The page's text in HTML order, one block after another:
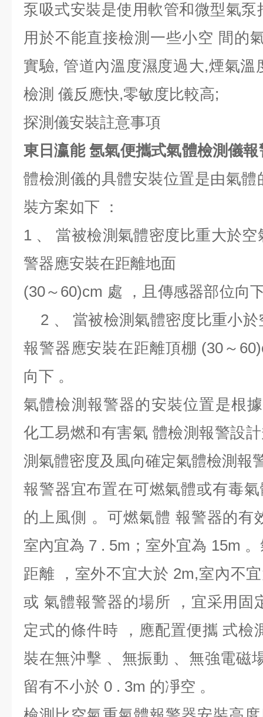
泵吸式安裝是使用軟管和微型氣
用於不能直接檢測一些小空 間的
實驗, 管道內溫度濕度過大,煙氣
檢測 儀反應快,零敏度比較高;
探測儀安裝註意事項
東日瀛能 氬氣便攜式氣體檢測儀
體檢測儀的具體安裝位置是由氣
裝方案如下 ：
1 、 當被檢測氣體密度比重大於
警器應安裝在距離地面
(30～60)cm 處 ，且傳
2 、 當被檢測氣體密度比重小於
報警器應安裝在距離頂棚 (30～
向下 。
氣體檢測報警器的安裝位置是根
化工易燃和有害氣 體檢測報警設
測氣體密度及風向確定氣體檢測報
報警器宜布置在可燃氣體或有毒
的上風側 。可燃氣體 報警器的有
室內宜為 7 . 5m；室外宜為 15m
距離 ，室外不宜大於 2m,室內不
或 氣體報警器的場所 ，宜采用固
定式的條件時 ，應配置便攜 式檢
裝在無沖擊 、無振動 、無強電磁
留有不小於 0 . 3m 的凈空 。